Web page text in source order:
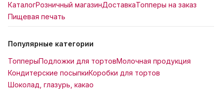
КаталогРозничный магазинДоставкаТопперы на заказ
Пищевая печать
Популярные категории
ТопперыПодложки для тортовМолочная продукция
Кондитерские посыпкиКоробки для тортов
Шоколад, глазурь, какао